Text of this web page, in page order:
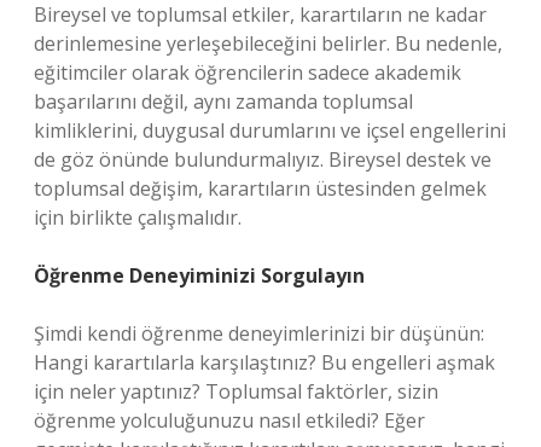
Bireysel ve toplumsal etkiler, karartıların ne kadar
derinlemesine yerleşebileceğini belirler. Bu nedenle,
eğitimciler olarak öğrencilerin sadece akademik
başarılarını değil, aynı zamanda toplumsal
kimliklerini, duygusal durumlarını ve içsel engellerini
de göz önünde bulundurmalıyız. Bireysel destek ve
toplumsal değişim, karartıların üstesinden gelmek
için birlikte çalışmalıdır.
Öğrenme Deneyiminizi Sorgulayın
Şimdi kendi öğrenme deneyimlerinizi bir düşünün:
Hangi karartılarla karşılaştınız? Bu engelleri aşmak
için neler yaptınız? Toplumsal faktörler, sizin
öğrenme yolculuğunuzu nasıl etkiledi? Eğer